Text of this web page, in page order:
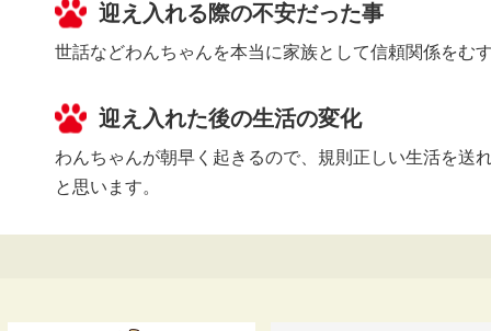
迎え入れる際の不安だった事
世話などわんちゃんを本当に家族として信頼関係をむ
迎え入れた後の生活の変化
わんちゃんが朝早く起きるので、規則正しい生活を送
と思います。